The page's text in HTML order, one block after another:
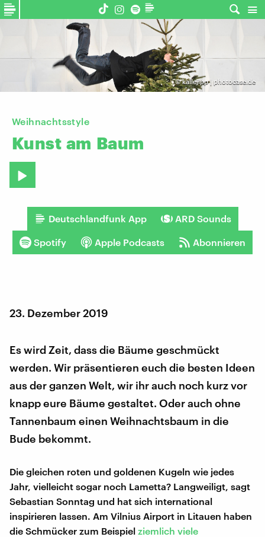
©kallejipp | photocase.de
Weihnachtsstyle
Kunst am Baum
Deutschlandfunk App ARD Sounds
Spotify Apple Podcasts Abonnieren
23. Dezember 2019
Es wird Zeit, dass die Bäume geschmückt
werden. Wir präsentieren euch die besten Ideen
aus der ganzen Welt, wir ihr auch noch kurz vor
knapp eure Bäume gestaltet. Oder auch ohne
Tannenbaum einen Weihnachtsbaum in die
Bude bekommt.
Die gleichen roten und goldenen Kugeln wie jedes
Jahr, vielleicht sogar noch Lametta? Langweiligt, sagt
Sebastian Sonntag und hat sich international
inspirieren lassen. Am Vilnius Airport in Litauen haben
die Schmücker zum Beispiel ziemlich viele